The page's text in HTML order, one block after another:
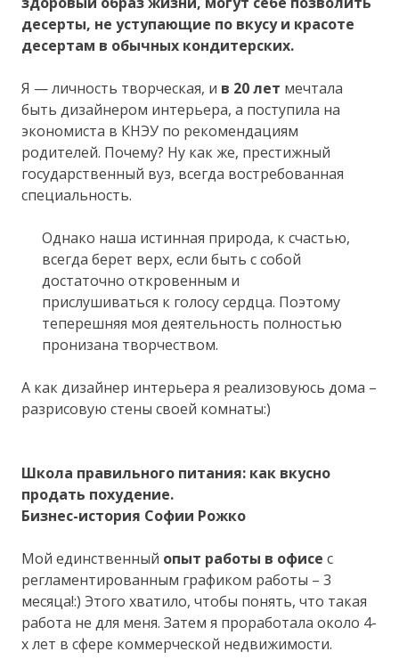
десерты, не уступающие по вкусу и красоте
десертам в обычных кондитерских.
Я — личность творческая, и в 20 лет мечтала
быть дизайнером интерьера, а поступила на
экономиста в КНЭУ по рекомендациям
родителей. Почему? Ну как же, престижный
государственный вуз, всегда востребованная
специальность.
Однако наша истинная природа, к счастью,
всегда берет верх, если быть с собой
достаточно откровенным и
прислушиваться к голосу сердца. Поэтому
теперешняя моя деятельность полностью
пронизана творчеством.
А как дизайнер интерьера я реализовуюсь дома –
разрисовую стены своей комнаты:)
Школа правильного питания: как вкусно
продать похудение.
Бизнес-история Софии Рожко
Мой единственный опыт работы в офисе с
регламентированным графиком работы – 3
месяца!:) Этого хватило, чтобы понять, что такая
работа не для меня. Затем я проработала около 4-
х лет в сфере коммерческой недвижимости.